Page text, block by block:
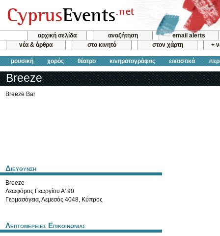
αρχική σελίδα αναζήτηση
email alerts
νέα & άρθρα
στο κινητό στον χάρτη +
μουσική χορός θέατρο κινηματογράφος εικαστικά
Breeze
Breeze Bar
Διευθυνση
Breeze
Λεωφόρος Γεωργίου Α' 90
Γερμασόγεια,Λεμεσός 4048, Κύπρος
Λεπτομερειες Επικοινωνιας